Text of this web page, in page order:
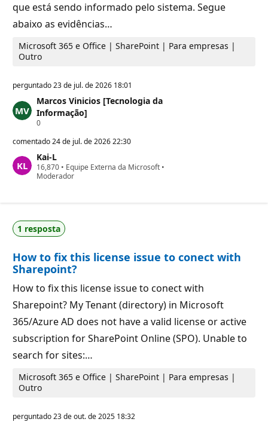
que está sendo informado pelo sistema. Segue
abaixo as evidências…
Microsoft 365 e Office | SharePoint | Para empresas |
Outro
perguntado23 de jul. de 2026 18:01
Marcos Vinicios [Tecnologia da
Informação]
0P
n
o
s
d
u
t
a
ã
o
comentado24 de jul. de 2026 22:30
Kai-L
16,870 P
o
d
e
r
p
u
t
a
ç
ã
o
• Equipe Externa da Microsoft •
Moderador
1 resposta
How to fix this license issue to conect with
Sharepoint?
How to fix this license issue to conect with
Sharepoint? My Tenant (directory) in Microsoft
365/Azure AD does not have a valid license or active
subscription for SharePoint Online (SPO). Unable to
search for sites:…
Microsoft 365 e Office | SharePoint | Para empresas |
Outro
perguntado23 de out. de 2025 18:32